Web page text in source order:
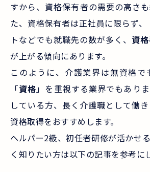
すから、資格保有者の需要の高さ
た、資格保有者は正社員に限らず
トなどでも就職先の数が多く、 資
が上がる傾向にあります。
このように、介護業界は無資格で
「資格」を重視する業界でもあり
している方、長く介護職として働
資格取得をおすすめします。
ヘルパー2級、初任者研修が活かせ
く知りたい方は以下の記事を参考に